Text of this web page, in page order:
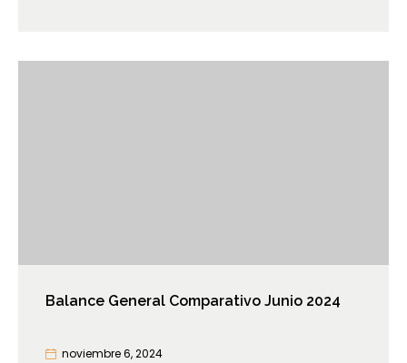
Balance General Comparativo Junio 2024
noviembre 6, 2024